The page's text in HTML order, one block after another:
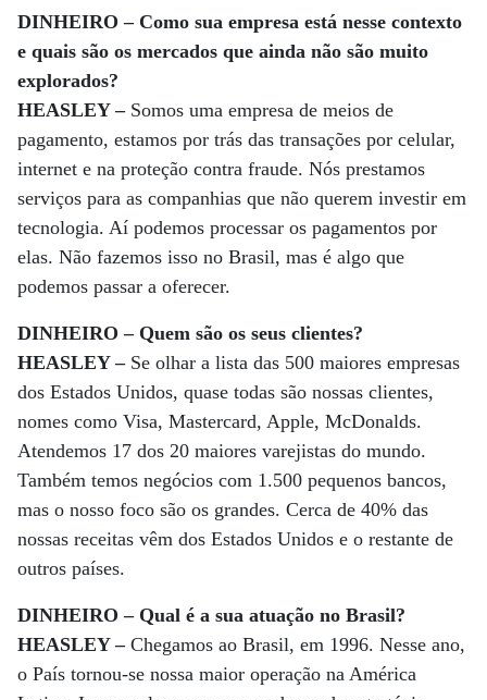
DINHEIRO – Como sua empresa está nesse contexto
e quais são os mercados que ainda não são muito
explorados?
HEASLEY – Somos uma empresa de meios de
pagamento, estamos por trás das transações por celular,
internet e na proteção contra fraude. Nós prestamos
serviços para as companhias que não querem investir em
tecnologia. Aí podemos processar os pagamentos por
elas. Não fazemos isso no Brasil, mas é algo que
podemos passar a oferecer.
DINHEIRO – Quem são os seus clientes?
HEASLEY –Se olhar a lista das 500 maiores empresas
dos Estados Unidos, quase todas são nossas clientes,
nomes como Visa, Mastercard, Apple, McDonalds.
Atendemos 17 dos 20 maiores varejistas do mundo.
Também temos negócios com 1.500 pequenos bancos,
mas o nosso foco são os grandes. Cerca de 40% das
nossas receitas vêm dos Estados Unidos e o restante de
outros países.
DINHEIRO – Qual é a sua atuação no Brasil?
HEASLEY – Chegamos ao Brasil, em 1996. Nesse ano,
o País tornou-se nossa maior operação na América